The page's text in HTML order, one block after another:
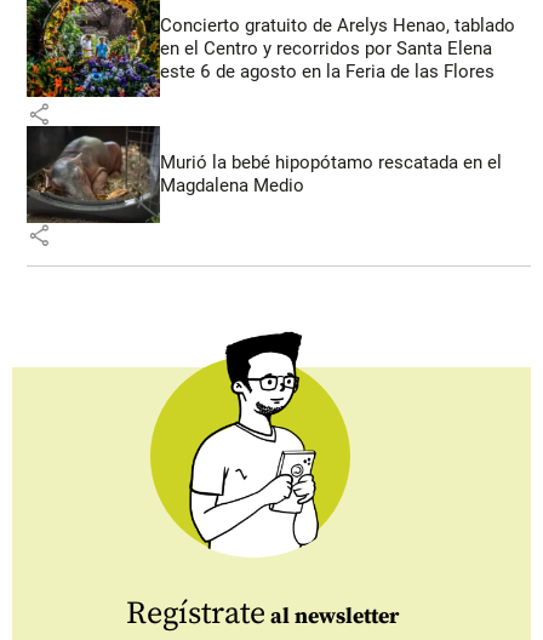
Concierto gratuito de Arelys Henao, tablado
en el Centro y recorridos por Santa Elena
este 6 de agosto en la Feria de las Flores
share
Murió la bebé hipopótamo rescatada en el
Magdalena Medio
share
Regístrate al newsletter